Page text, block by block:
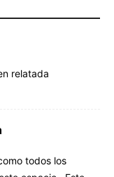
relatada
todos los